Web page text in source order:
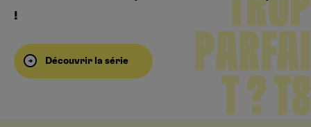
!
Découvrir la série
PARFAI
T ? T8